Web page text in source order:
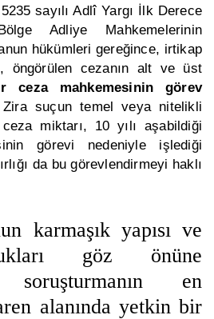
sayılı Adlî Yargı İlk Derece
Adliye Mahkemelerinin
hükümleri gereğince, irtikap
öngörülen cezanın alt ve üst
ceza mahkemesinin görev
suçun temel veya nitelikli
miktarı, 10 yılı aşabildiği
görevi nedeniyle işlediği
da bu görevlendirmeyi haklı
karmaşık yapısı ve
göz önüne
soruşturmanın en
alanında yetkin bir